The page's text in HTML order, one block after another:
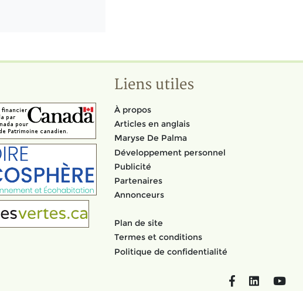
Liens utiles
À propos
Articles en anglais
Maryse De Palma
Développement personnel
Publicité
Partenaires
Annonceurs
Plan de site
Termes et conditions
Politique de confidentialité
FacebookLinkedIn